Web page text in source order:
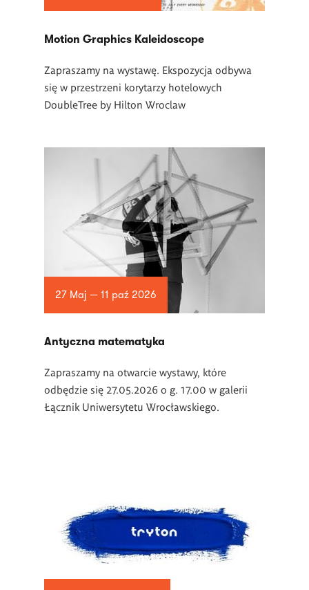
Motion Graphics Kaleidoscope
Zapraszamy na wystawę. Ekspozycja odbywa
się w przestrzeni korytarzy hotelowych
DoubleTree by Hilton Wroclaw
27 Maj — 11 paź 2026
Antyczna matematyka
Zapraszamy na otwarcie wystawy, które
odbędzie się 27.05.2026 o g. 17.00 w galerii
Łącznik Uniwersytetu Wrocławskiego.